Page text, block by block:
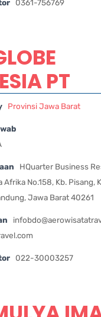
0361-756769
PT
Provinsi Jawa Barat
HQuarter Business
Afrika No.158, Kb. Pisang,
Jawa Barat 40261
022-30003257